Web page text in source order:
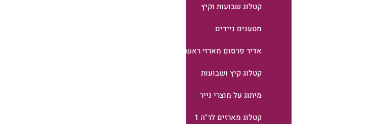
קטלוג שבועות וקיץ
מטענים ניידים
אדיר פרסום מארזי ראש השנה
קטלוג קיץ ושבועות
מיתוג על מוצרי נייר
קטלוג מארזים לר"ה 1